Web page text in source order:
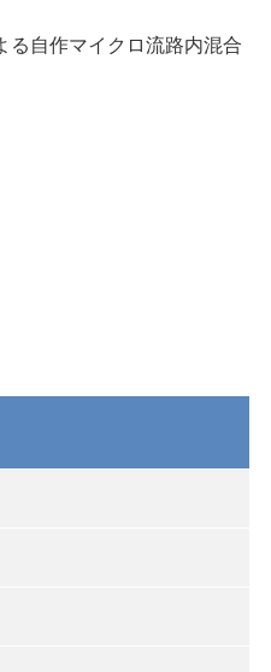
る自作マイクロ流路内混合